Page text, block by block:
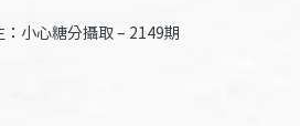
小心糖分攝取 – 2149期